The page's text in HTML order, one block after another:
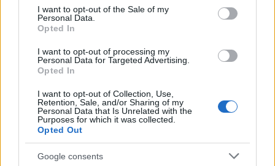
consent section.
I want to opt-out of the Sale of my
Personal Data.
Opted In
I want to opt-out of processing my
Personal Data for Targeted Advertising.
Opted In
I want to opt-out of Collection, Use,
Retention, Sale, and/or Sharing of my
Personal Data that Is Unrelated with the
Purposes for which it was collected.
Opted Out
Google consents
Öt éve indult a NAP FOTÓJA
rovatunk!
2011. május elsején – immár öt éve – indítottuk
NAP FOTÓJA rovatunkat Kerekes Gábor 1984-ben
készült május elsejei fotójával . Ezalatt az öt év...
2016 / 05 / 01